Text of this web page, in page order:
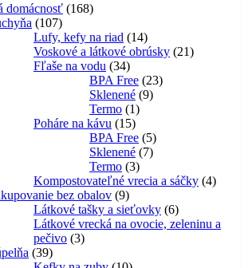
domácnosť 168168
107107
produktov
Lufy, kefy na riad 1414
produktov
Voskové a látkové obrúsky 2121
Fľaše na vodu 3434
produktov
BPA Free 2323
Sklenené 99
Termo 11
produkt
Poháre na kávu 1515
produktov
BPA Free 55
produktov
Sklenené 77
Termo 33
produkty
Kompostovateľné vrecia a sáčky 44
bez obalov 99
produktov
Látkové tašky a sieťovky 66
produktov
Látkové vrecká na ovocie, zeleninu a
pečivo 33
3939